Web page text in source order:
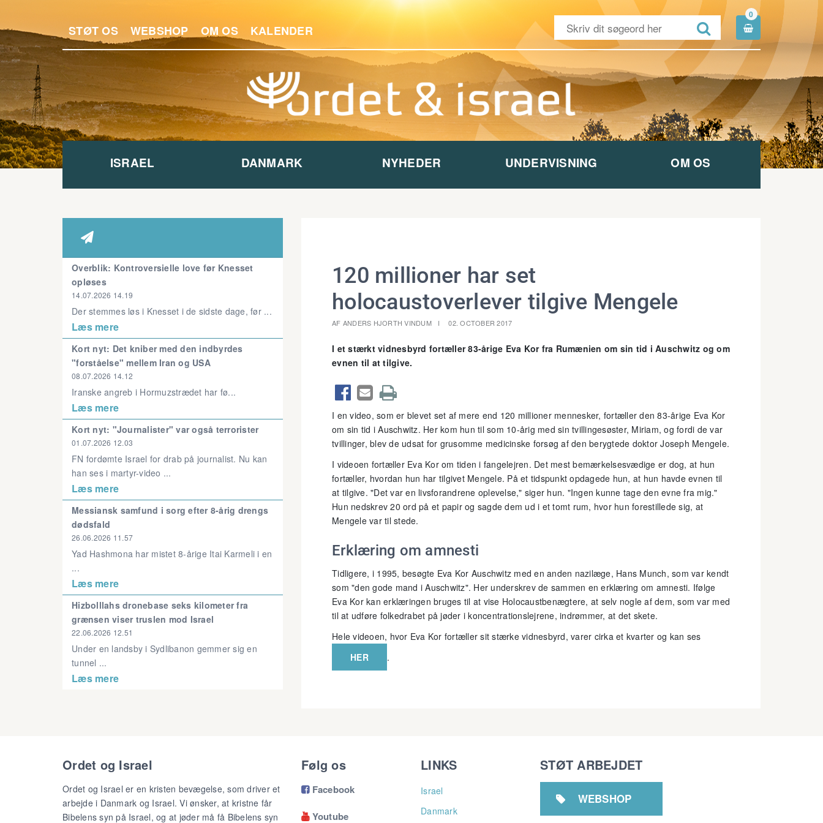
STØT OS WEBSHOP OM OS KALENDER 
0

ISRAEL DANMARK NYHEDER UNDERVISNING OM OS

Overblik: Kontroversielle love før Knesset
opløses
14.07.2026 14.19
Der stemmes løs i Knesset i de sidste dage, før ...
Læs mere
Kort nyt: Det kniber med den indbyrdes
"forståelse" mellem Iran og USA
08.07.2026 14.12
Iranske angreb i Hormuzstrædet har fø...
Læs mere
Kort nyt: "Journalister" var også terrorister
01.07.2026 12.03
FN fordømte Israel for drab på journalist. Nu kan
han ses i martyr-video ...
Læs mere
Messiansk samfund i sorg efter 8-årig drengs
dødsfald
26.06.2026 11.57
Yad Hashmona har mistet 8-årige Itai Karmeli i en
...
Læs mere
Hizbolllahs dronebase seks kilometer fra
grænsen viser truslen mod Israel
22.06.2026 12.51
Under en landsby i Sydlibanon gemmer sig en
tunnel ...
Læs mere
120 millioner har set
holocaustoverlever tilgive Mengele
AF ANDERS HJORTH VINDUM 02. OCTOBER 2017
I et stærkt vidnesbyrd fortæller 83-årige Eva Kor fra Rumænien om sin tid i Auschwitz og om
evnen til at tilgive.
  
I en video, som er blevet set af mere end 120 millioner mennesker, fortæller den 83-årige Eva Kor
om sin tid i Auschwitz. Her kom hun til som 10-årig med sin tvillingesøster, Miriam, og fordi de var
tvillinger, blev de udsat for grusomme medicinske forsøg af den berygtede doktor Joseph Mengele.
I videoen fortæller Eva Kor om tiden i fangelejren. Det mest bemærkelsesvædige er dog, at hun
fortæller, hvordan hun har tilgivet Mengele. På et tidspunkt opdagede hun, at hun havde evnen til
at tilgive. "Det var en livsforandrene oplevelse," siger hun. "Ingen kunne tage den evne fra mig."
Hun nedskrev 20 ord på et papir og sagde dem ud i et tomt rum, hvor hun forestillede sig, at
Mengele var til stede.
Erklæring om amnesti
Tidligere, i 1995, besøgte Eva Kor Auschwitz med en anden nazilæge, Hans Munch, som var kendt
som "den gode mand i Auschwitz". Her underskrev de sammen en erklæring om amnesti. Ifølge
Eva Kor kan erklæringen bruges til at vise Holocaustbenægtere, at selv nogle af dem, som var med
til at udføre folkedrabet på jøder i koncentrationslejrene, indrømmer, at det skete.
Hele videoen, hvor Eva Kor fortæller sit stærke vidnesbyrd, varer cirka et kvarter og kan ses
HER
.
Ordet og Israel
Ordet og Israel er en kristen bevægelse, som driver et
arbejde i Danmark og Israel. Vi ønsker, at kristne får
Bibelens syn på Israel, og at jøder må få Bibelens syn
Følg os
Facebook
Youtube
LINKS
Israel
Danmark
STØT ARBEJDET
 WEBSHOP